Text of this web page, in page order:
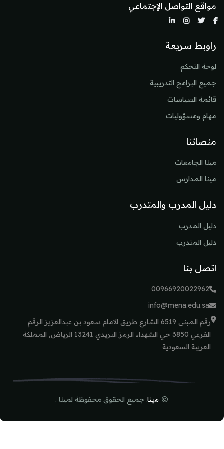
مواقع التواصل الإجتماعي
راوبط سريعة
لوحة التحكم
جميع البرامج التدريبية
قائمة السياسات
مهام ومسؤوليات
منصاتنا
مينا الجامعات
مينا المدارس
دليل المدرب والمتدرب
دليل المدرب
دليل المتدرب
اتصل بنا
00966920022962
info@mena.edu.sa
رقم المبنى 6519 الشارع طريق الامام سعود بن عبدالعزيز الرقم
الفرعي 3850 حي الشهداء الرمز البريدي 13241 الرياض, المملكة
العربية السعودية
مينا. جميع الحقوق محفوظة لمينا .